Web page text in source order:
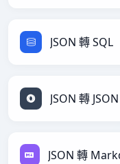
JSON 轉 SQL
JSON 轉 JSON